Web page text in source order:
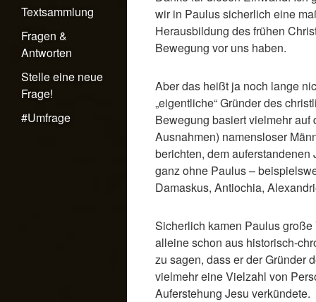
Textsammlung
Fragen &
Antworten
Stelle eine neue
Frage!
#Umfrage
wir in Paulus sicherlich eine
Herausbildung des frühen
Bewegung vor uns haben.
Aber das heißt ja noch lange
„eigentliche“ Gründer des
Bewegung basiert vielmehr
Ausnahmen) namensloser
berichten, dem
ganz ohne Paulus –
Damaskus, Antiochia,
Sicherlich kamen Paulus
alleine schon aus historisch-
zu sagen, dass er der Gründer
vielmehr eine Vielzahl von
Auferstehung Jesu verkündete.